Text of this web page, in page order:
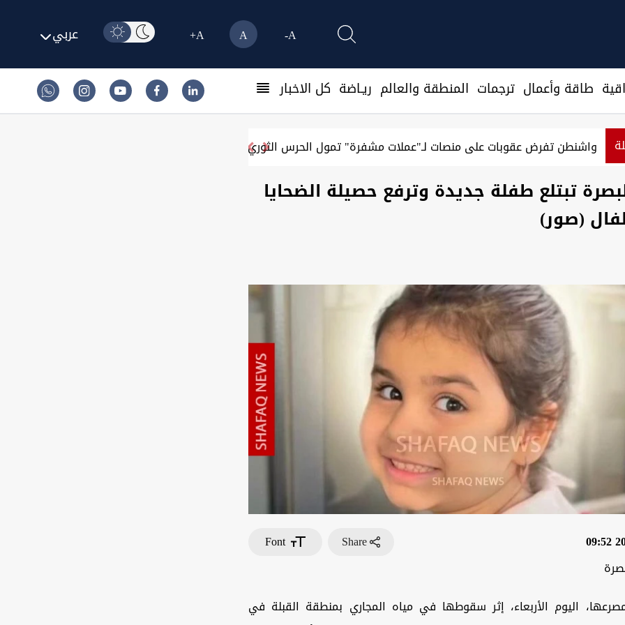
A-
A
A+ عربي
طاقة وأعمال ترجمات المنطقة والعالم ريـاضة كل الاخبار
واشنطن تفرض عقوبات على منصات لـ"عملات مشفرة" تمول الحرس الثوري
تبتلع طفلة جديدة وترفع حصيلة الضحايا
Share
Font
اليوم الأربعاء، إثر سقوطها في مياه المجاري بمنطقة القبلة في